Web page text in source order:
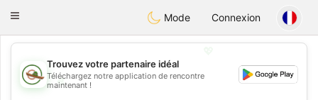
MexicoCitas
Toggle
Mode Connexion
💖
Trouvez votre partenaire idéal
Téléchargez notre application de rencontre
maintenant !